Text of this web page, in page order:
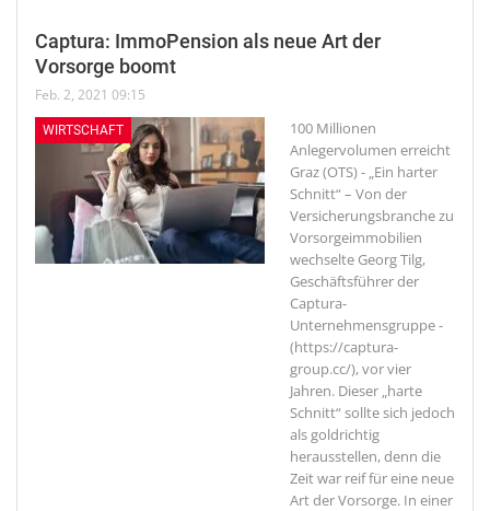
Captura: ImmoPension als neue Art der
Vorsorge boomt
Feb. 2, 2021 09:15
WIRTSCHAFT
100 Millionen
Anlegervolumen erreicht
Graz (OTS) - „Ein harter
Schnitt“ – Von der
Versicherungsbranche zu
Vorsorgeimmobilien
wechselte Georg Tilg,
Geschäftsführer der
Captura-
Unternehmensgruppe -
(https://captura-
group.cc/), vor vier
Jahren. Dieser „harte
Schnitt“ sollte sich jedoch
als goldrichtig
herausstellen, denn die
Zeit war reif für eine neue
Art der Vorsorge. In einer